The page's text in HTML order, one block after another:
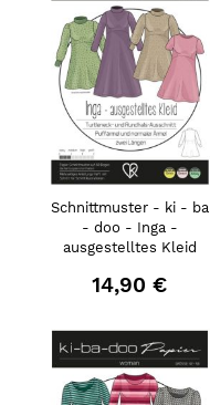
Schnittmuster - ki - ba
- doo - Inga -
ausgestelltes Kleid
14,90 €